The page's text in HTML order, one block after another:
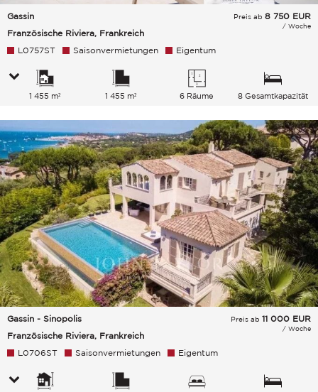
Gassin
Französische Riviera, Frankreich
Preis ab 8 750 EUR
/ Woche
L0757ST Saisonvermietungen Eigentum
1 455 m² 1 455 m² 6 Räume 8 Gesamtkapazität
Gassin - Sinopolis
Französische Riviera, Frankreich
Preis ab 11 000 EUR
/ Woche
L0706ST Saisonvermietungen Eigentum